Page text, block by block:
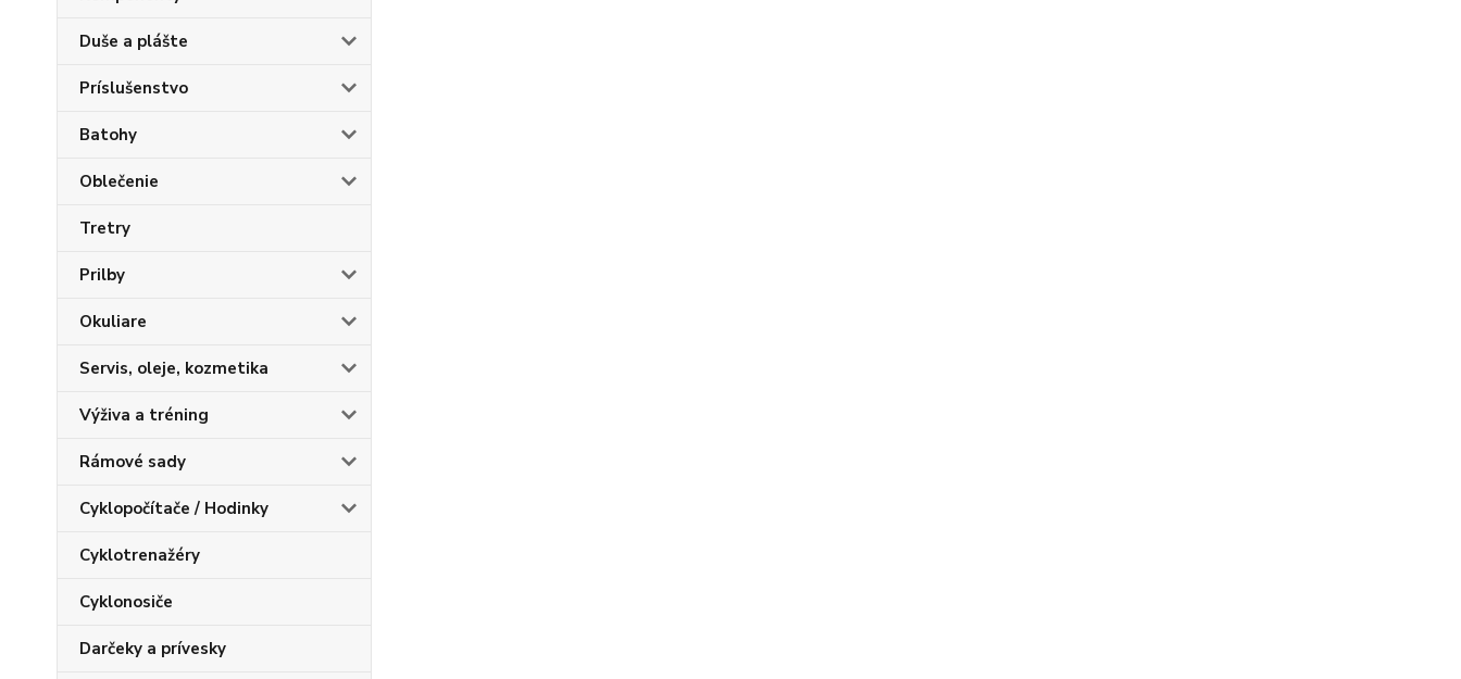
Duše a plášte
Príslušenstvo
Batohy
Oblečenie
Tretry
Prilby
Okuliare
Servis, oleje, kozmetika
Výživa a tréning
Rámové sady
Cyklopočítače / Hodinky
Cyklotrenažéry
Cyklonosiče
Darčeky a prívesky